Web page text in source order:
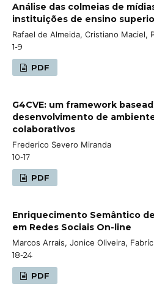
Análise das colmeias de
instituições de ensino
Rafael de Almeida, Cristiano Maciel,
1-9
PDF
G4CVE: um framework
desenvolvimento de
colaborativos
Frederico Severo Miranda
10-17
PDF
Enriquecimento Semântico
em Redes Sociais On-line
Marcos Arrais, Jonice Oliveira,
18-24
PDF